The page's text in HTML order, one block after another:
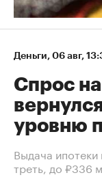
Деньги⁠, 06 авг,
Спрос
уровню
Выдача ипотеки
треть, до ₽336